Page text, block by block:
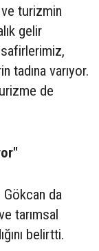
ve turizmin
gelir
tadına varıyor.
de
da
tarımsal
belirtti.